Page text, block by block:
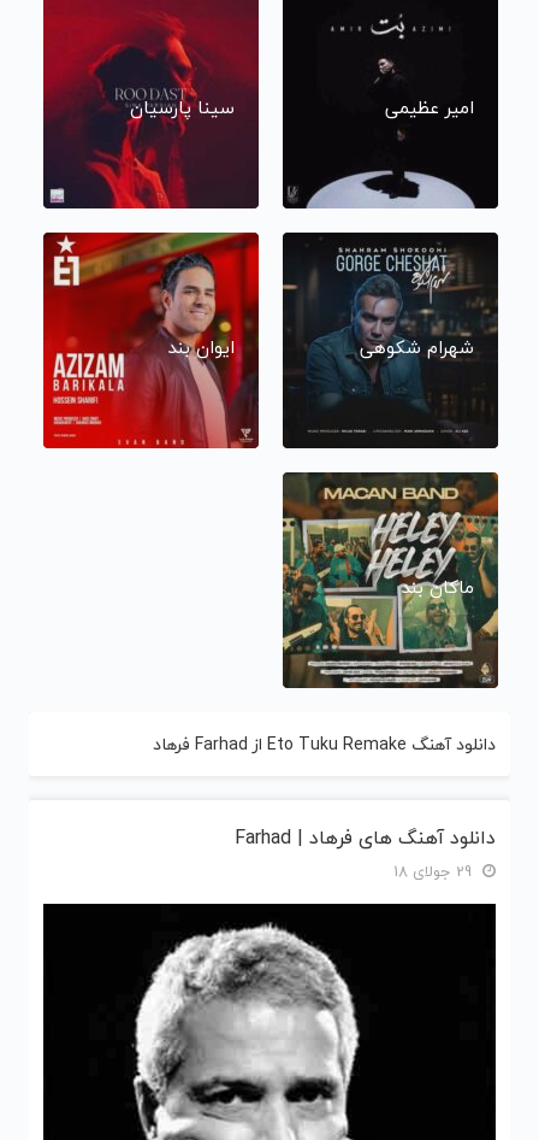
امیر عظیمی سینا پارسیان
شهرام شکوهی ایوان بند
ماکان بند
دانلود آهنگ Eto Tuku Remake از Farhad فرهاد
دانلود آهنگ های فرهاد | Farhad